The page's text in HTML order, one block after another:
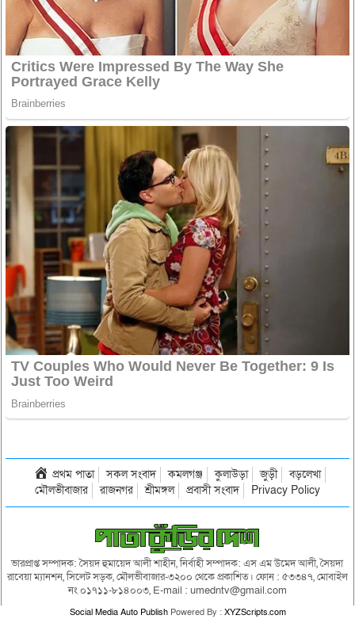
প্রথম পাতা সকল সংবাদ কমলগঞ্জ কুলাউড়া জুড়ী
বড়লেখা
মৌলভীবাজার
রাজনগর শ্রীমঙ্গল প্রবাসী সংবাদ Privacy Policy
ভারপ্রাপ্ত সম্পাদক: সৈয়দ হুমায়েদ আলী শাহীন, নির্বাহী সম্পাদক: এস এম উমেদ আলী, সৈয়দা
রাবেয়া ম্যানশন, সিলেট সড়ক, মৌলভীবাজার-৩২০০ থেকে প্রকাশিত। ফোন : ৫৩৩৪৭, মোবাইল
নং ০১৭১১-৮১৪০০৩, E-mail : umedntv@gmail.com
Social Media Auto PublishPowered By : XYZScripts.com